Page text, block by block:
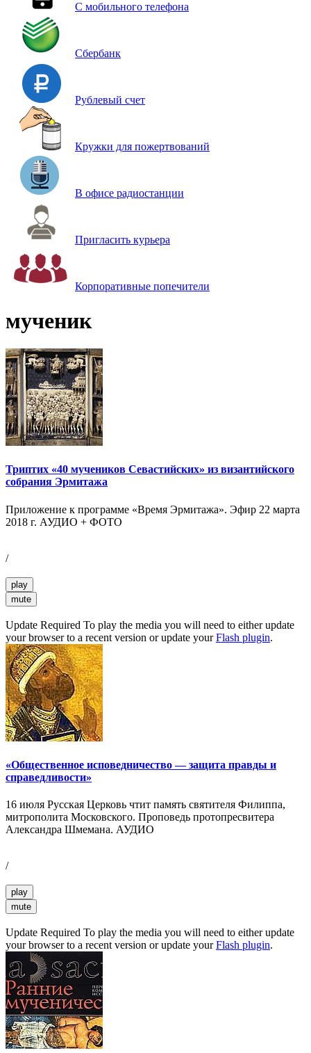
С мобильного телефона
Сбербанк
Рублевый счет
Кружки для пожертвований
В офисе радиостанции
Пригласить курьера
Корпоративные попечители
мученик
Триптих «40 мучеников Севастийских» из византийского
собрания Эрмитажа
Приложение к программе «Время Эрмитажа». Эфир 22 марта
2018 г. АУДИО + ФОТО
/
play
mute
Update Required To play the media you will need to either update
your browser to a recent version or update yourFlash plugin.
«Общественное исповедничество — защита правды и
справедливости»
16 июля Русская Церковь чтит память святителя Филиппа,
митрополита Московского. Проповедь протопресвитера
Александра Шмемана. АУДИО
/
play
mute
Update Required To play the media you will need to either update
your browser to a recent version or update yourFlash plugin.